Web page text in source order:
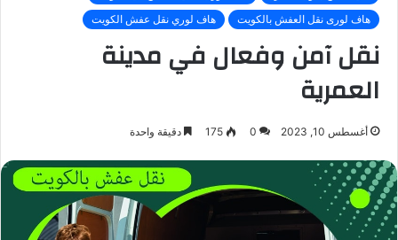
هاف لورى نقل العفش بالكويت
هاف لوري نقل عفش الكويت
نقل آمن وفعال في مدينة
العمرية
أغسطس 10, 2023 0
175 دقيقة واحدة